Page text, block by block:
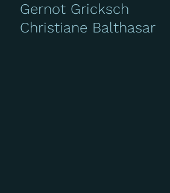
Gernot Gricksch
Christiane Balthasar